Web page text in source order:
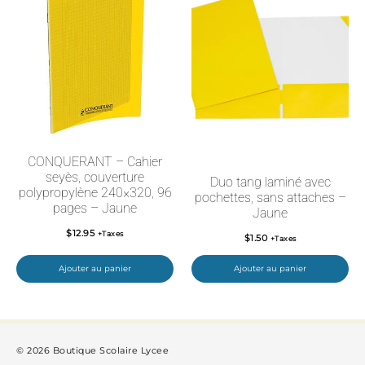
CONQUERANT – Cahier
seyès, couverture
polypropylène 240×320, 96
pages – Jaune
$12.95 +Taxes
Ajouter au panier
Duo tang laminé avec
pochettes, sans attaches –
Jaune
$1.50 +Taxes
Ajouter au panier
© 2026 Boutique Scolaire Lycee